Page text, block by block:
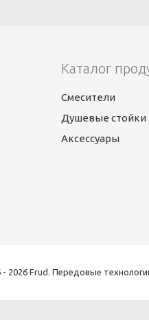
Каталог
Смесители
Душевые стойки
Аксессуары
- 2026 Frud. Передовые